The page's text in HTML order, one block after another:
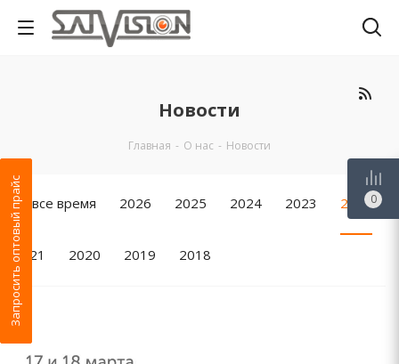
Новости
Главная - О нас - Новости
За все время 2026 2025 2024 2023 2022
2021 2020 2019 2018
Запросить оптовый прайс 0